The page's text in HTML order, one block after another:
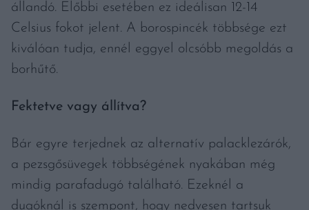
állandó. Előbbi esetében ez ideálisan 12-14
Celsius fokot jelent. A borospincék többsége ezt
kiválóan tudja, ennél eggyel olcsóbb megoldás a
borhűtő.
Fektetve vagy állítva?
Bár egyre terjednek az alternatív palacklezárók,
a pezsgősüvegek többségének nyakában még
mindig parafadugó található. Ezeknél a
dugóknál is szempont, hogy nedvesen tartsuk